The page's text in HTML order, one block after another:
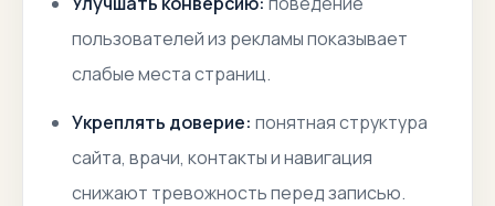
пользователей из рекламы показывает
слабые места страниц.
Укреплять доверие: понятная структура
сайта, врачи, контакты и навигация
снижают тревожность перед записью.